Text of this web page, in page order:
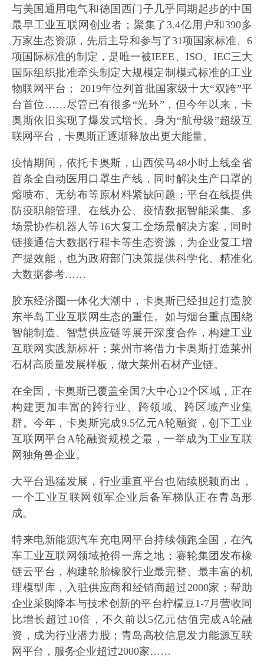
与美国通用电气和德国西门子几乎同期起步的中国
最早工业互联网创业者；聚集了3.4亿用户和390多
万家生态资源，先后主导和参与了31项国家标准、6
项国际标准的制定，是唯一被IEEE、ISO、IEC三大
国际组织批准牵头制定大规模定制模式标准的工业
物联网平台； 2019年位列首批国家级十大“双跨”平
台首位……尽管已有很多“光环”，但今年以来，卡
奥斯依旧实现了爆发式增长。身为“航母级”超级互
联网平台，卡奥斯正逐渐释放出更大能量。
疫情期间，依托卡奥斯，山西侯马48小时上线全省
首条全自动医用口罩生产线，同时解决生产口罩的
熔喷布、无纺布等原材料紧缺问题；平台在线提供
防疫职能管理、在线办公、疫情数据智能采集、多
场景协作机器人等16大复工全场景解决方案，同时
链接通信大数据行程卡等生态资源，为企业复工增
产提效能，也为政府部门决策提供科学化、精准化
大数据参考……
胶东经济圈一体化大潮中，卡奥斯已经担起打造胶
东半岛工业互联网生态的重任。如与烟台重点围绕
智能制造、智慧供应链等展开深度合作，构建工业
互联网实践新标杆；莱州市将借力卡奥斯打造莱州
石材高质量发展样板，做大莱州石材产业链。
在全国，卡奥斯已覆盖全国7大中心12个区域，正在
构建更加丰富的跨行业、跨领域、跨区域产业集
群。今年，卡奥斯完成9.5亿元A轮融资，创下工业
互联网平台A轮融资规模之最，一举成为工业互联
网独角兽企业。
大平台迅猛发展，行业垂直平台也陆续脱颖而出，
一个工业互联网领军企业后备军梯队正在青岛形
成。
特来电新能源汽车充电网平台持续领跑全国，在汽
车工业互联网领域抢得一席之地；赛轮集团发布橡
链云平台，构建轮胎橡胶行业最完整、最丰富的机
理模型库，入驻供应商和经销商超过2000家；帮助
企业采购降本与技术创新的平台柠檬豆1-7月营收同
比增长超过10倍，不久前以5亿元估值完成A轮融
资，成为行业潜力股；青岛高校信息发力能源互联
网平台，服务企业超过2000家……